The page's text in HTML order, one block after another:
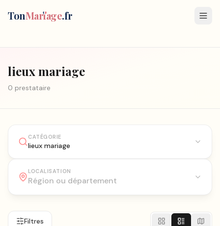
TonMariage.fr
lieux mariage
0 prestataire
CATÉGORIE
lieux mariage
LOCALISATION
Filtres